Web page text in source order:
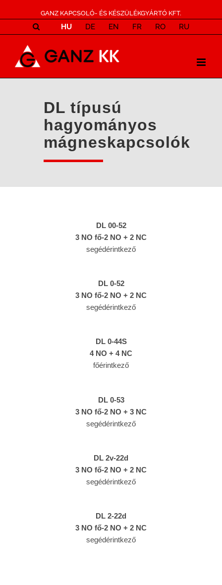
GANZ KAPCSOLÓ- ÉS KÉSZÜLÉKGYÁRTÓ KFT.
HU DE EN FR RO RU
DL típusú
hagyományos
mágneskapcsolók
DL 00-52
3 NO fő-2 NO + 2 NC
segédérintkező
DL 0-52
3 NO fő-2 NO + 2 NC
segédérintkező
DL 0-44S
4 NO + 4 NC
főérintkező
DL 0-53
3 NO fő-2 NO + 3 NC
segédérintkező
DL 2v-22d
3 NO fő-2 NO + 2 NC
segédérintkező
DL 2-22d
3 NO fő-2 NO + 2 NC
segédérintkező